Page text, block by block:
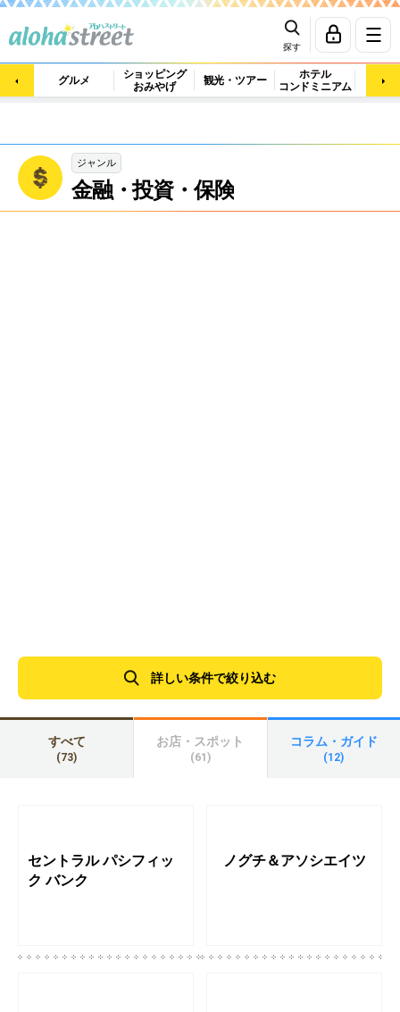
探す
グルメ
ショッピング
おみやげ
観光・ツアー
ホテル
コンドミニアム
マッ
ジャンル
金融・投資・保険
詳しい条件で絞り込む
すべて
(73)
お店・スポット
(61)
コラム・ガイド
(12)
セントラル パシフィッ
ク バンク
ノグチ＆アソシエイツ